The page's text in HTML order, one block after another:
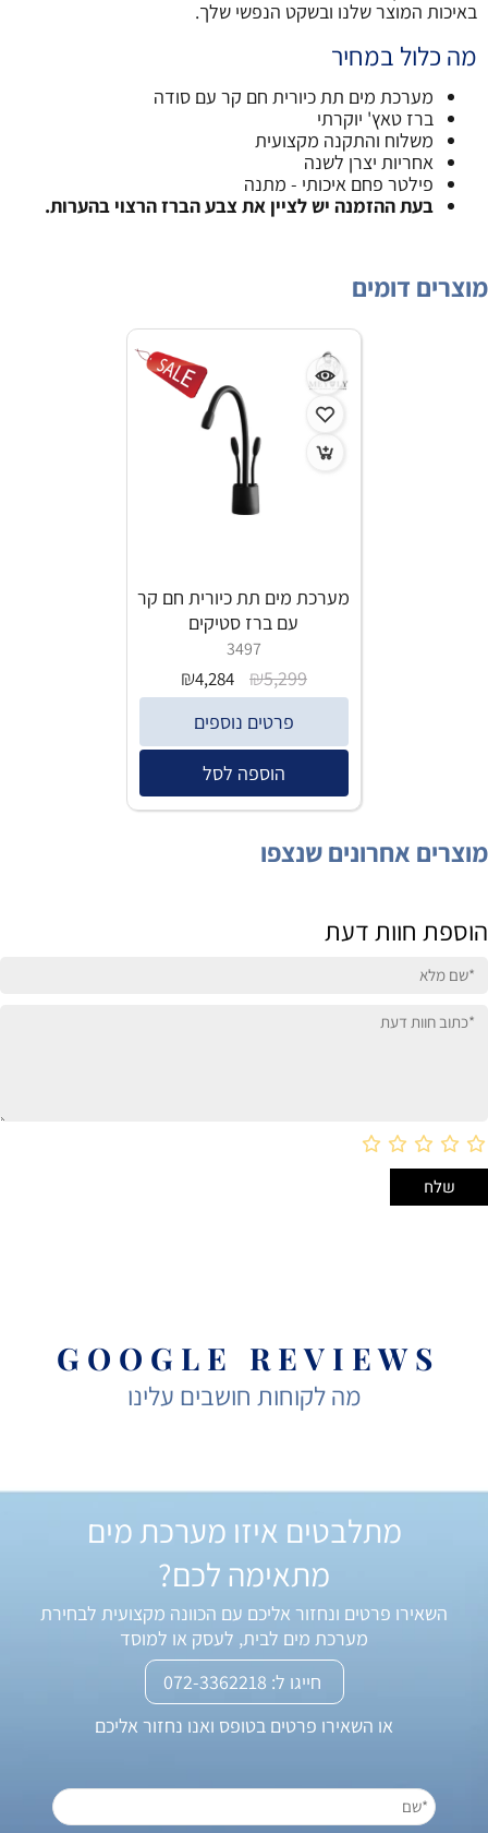
באיכות המוצר שלנו ובשקט הנפשי שלך.
מה כלול במחיר
מערכת מים תת כיורית חם קר עם סודה
ברז טאץ' יוקרתי
משלוח והתקנה מקצועית
אחריות יצרן לשנה
פילטר פחם איכותי - מתנה
בעת ההזמנה יש לציין את צבע הברז הרצוי בהערות.
מוצרים דומים
מערכת מים תת כיורית חם קר
עם ברז סטיקים
3497
₪5,299
₪4,284
פרטים נוספים
הוספה לסל
מוצרים אחרונים שנצפו
הוספת חוות דעת
G O O G L E R E V I E W S
מה לקוחות חושבים עלינו
מתלבטים איזו מערכת מים
מתאימה לכם?
השאירו פרטים ונחזור אליכם עם הכוונה מקצועית לבחירת
מערכת מים לבית, לעסק או למוסד
חייגו ל: 072-3362218
או השאירו פרטים בטופס ואנו נחזור אליכם